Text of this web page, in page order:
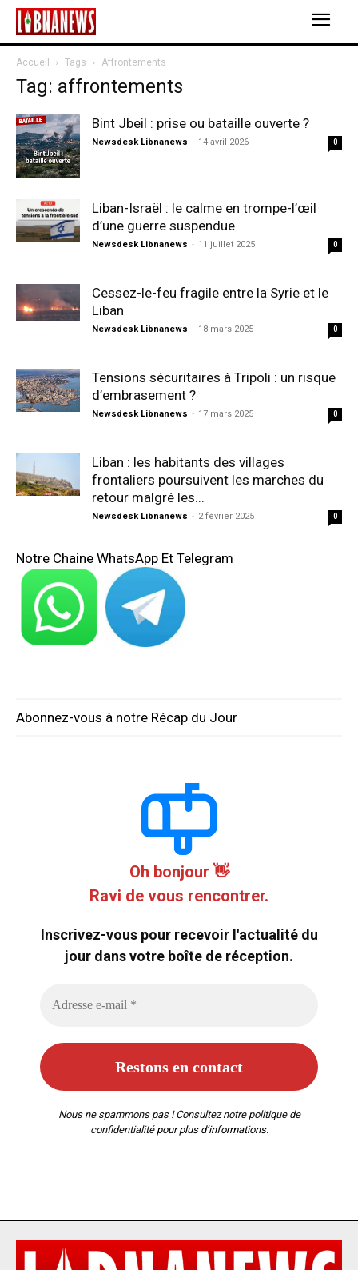
Accueil Tags Affrontements
Tag: affrontements
Bint Jbeil : prise ou bataille ouverte ?
Newsdesk Libnanews - 14 avril 2026 0
Liban-Israël : le calme en trompe-l’œil
d’une guerre suspendue
Newsdesk Libnanews - 11 juillet 2025 0
Cessez-le-feu fragile entre la Syrie et le
Liban
Newsdesk Libnanews - 18 mars 2025 0
Tensions sécuritaires à Tripoli : un risque
d’embrasement ?
Newsdesk Libnanews - 17 mars 2025 0
Liban : les habitants des villages
frontaliers poursuivent les marches du
retour malgré les...
Newsdesk Libnanews - 2 février 2025 0
Notre Chaine WhatsApp Et Telegram
Abonnez-vous à notre Récap du Jour
Oh bonjour 👋
Ravi de vous rencontrer.
Inscrivez-vous pour recevoir l'actualité du
jour dans votre boîte de réception.
Nous ne spammons pas ! Consultez notre politique de
confidentialitépour plus d’informations.